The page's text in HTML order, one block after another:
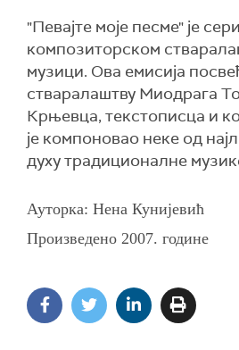
"Певајте моје песме" је
композиторском
музици. Ова емисија
стваралаштву Миодрага
Крњевца, текстописца и
је компоновао неке од
духу традиционалне
Ауторка: Нена Кунијевић
Произведено 2007. године